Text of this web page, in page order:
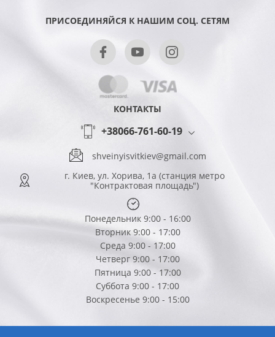
ПРИСОЕДИНЯЙСЯ К НАШИМ СОЦ. СЕТЯМ
КОНТАКТЫ
+38066-761-60-19
shveinyisvitkiev@gmail.com
г. Киев, ул. Хорива, 1а (станция метро
"Контрактовая площадь")
Понедельник 9:00 - 16:00
Вторник 9:00 - 17:00
Среда 9:00 - 17:00
Четверг 9:00 - 17:00
Пятница 9:00 - 17:00
Суббота 9:00 - 17:00
Воскресенье 9:00 - 15:00